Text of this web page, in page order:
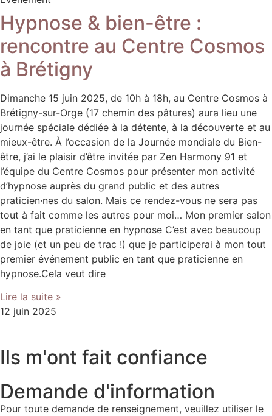
Hypnose & bien-être :
rencontre au Centre Cosmos
à Brétigny
Dimanche 15 juin 2025, de 10h à 18h, au Centre Cosmos à
Brétigny-sur-Orge (17 chemin des pâtures) aura lieu une
journée spéciale dédiée à la détente, à la découverte et au
mieux-être. À l’occasion de la Journée mondiale du Bien-
être, j’ai le plaisir d’être invitée par Zen Harmony 91 et
l’équipe du Centre Cosmos pour présenter mon activité
d’hypnose auprès du grand public et des autres
praticien·nes du salon. Mais ce rendez-vous ne sera pas
tout à fait comme les autres pour moi… Mon premier salon
en tant que praticienne en hypnose C’est avec beaucoup
de joie (et un peu de trac !) que je participerai à mon tout
premier événement public en tant que praticienne en
hypnose.Cela veut dire
Lire la suite »
12 juin 2025
Ils m'ont fait confiance
Demande d'information
Pour toute demande de renseignement, veuillez utiliser le